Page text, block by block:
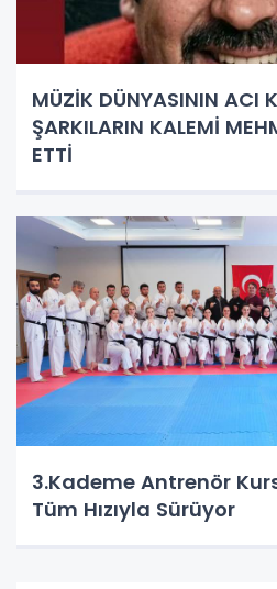
MÜZİK DÜNYASININ ACI
ŞARKILARIN KALEMİ
ETTİ
3.Kademe Antrenör
Tüm Hızıyla Sürüyor